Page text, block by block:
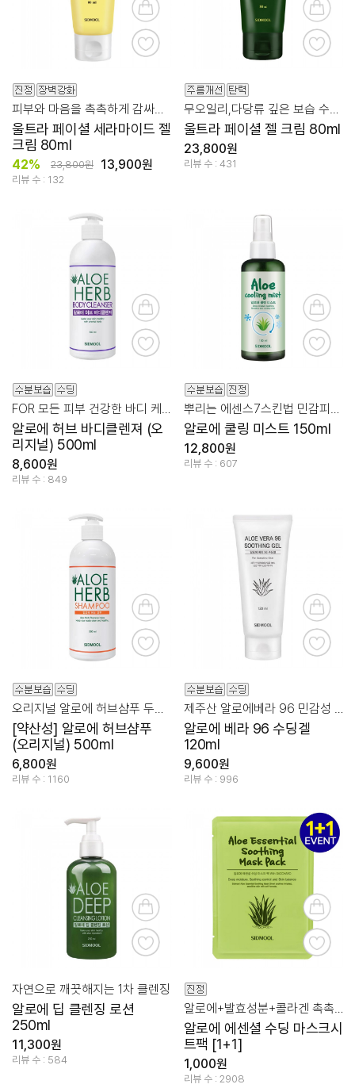
울트라 페이셜 세라마이드 젤
크림 80ml
42% 23,800원 13,900원
리뷰 수 : 132
울트라 페이셜 젤 크림 80ml
23,800원
리뷰 수 : 431
알로에 허브 바디클렌져 (오
리지널) 500ml
8,600원
리뷰 수 : 849
알로에 쿨링 미스트 150ml
12,800원
리뷰 수 : 607
[약산성] 알로에 허브샴푸
(오리지널) 500ml
6,800원
리뷰 수 : 1160
알로에 베라 96 수딩겔
120ml
9,600원
리뷰 수 : 996
자연으로 깨끗해지는 1차 클렌징
알로에 딥 클렌징 로션
250ml
11,300원
리뷰 수 : 584
알로에 에센셜 수딩 마스크시
트팩 [1+1]
1,000원
리뷰 수 : 2908